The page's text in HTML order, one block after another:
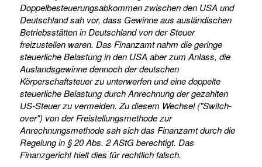
Doppelbesteuerungsabkommen zwischen den USA und
Deutschland sah vor, dass Gewinne aus ausländischen
Betriebsstätten in Deutschland von der Steuer
freizustellen waren. Das Finanzamt nahm die geringe
steuerliche Belastung in den USA aber zum Anlass, die
Auslandsgewinne dennoch der deutschen
Körperschaftsteuer zu unterwerfen und eine doppelte
steuerliche Belastung durch Anrechnung der gezahlten
US-Steuer zu vermeiden. Zu diesem Wechsel ("Switch-
over") von der Freistellungsmethode zur
Anrechnungsmethode sah sich das Finanzamt durch die
Regelung in § 20 Abs. 2 AStG berechtigt. Das
Finanzgericht hielt dies für rechtlich falsch.